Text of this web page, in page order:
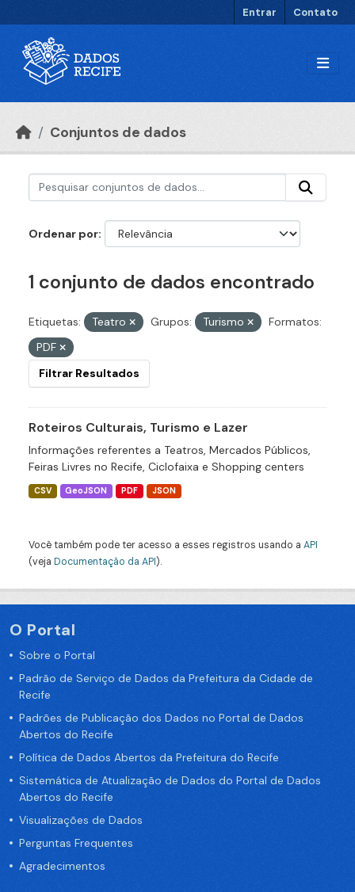
Entrar Contato
Conjuntos de dados
Ordenar por
1 conjunto de dados encontrado
Etiquetas: Teatro Grupos: Turismo
Formatos:
PDF
Filtrar Resultados
Roteiros Culturais, Turismo e Lazer
Informações referentes a Teatros, Mercados Públicos,
Feiras Livres no Recife, Ciclofaixa e Shopping centers
CSV GeoJSON PDF JSON
Você também pode ter acesso a esses registros usando a API
(veja Documentação da API).
O Portal
Sobre o Portal
Padrão de Serviço de Dados da Prefeitura da Cidade de
Recife
Padrões de Publicação dos Dados no Portal de Dados
Abertos do Recife
Política de Dados Abertos da Prefeitura do Recife
Sistemática de Atualização de Dados do Portal de Dados
Abertos do Recife
Visualizações de Dados
Perguntas Frequentes
Agradecimentos